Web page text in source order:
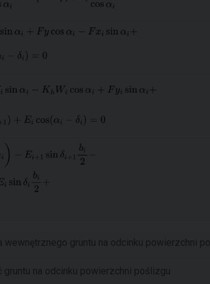
wewnętrznego gruntu na odcinku powierzchni
gruntu na odcinku powierzchni poślizgu